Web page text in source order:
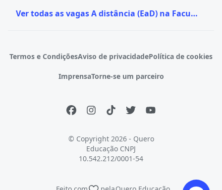
Ver todas as vagas A distância (EaD) na Faculdade IMES
Termos e CondiçõesAviso de privacidadePolítica de cookies
ImprensaTorne-se um parceiro
© Copyright 2026 - Quero
Educação CNPJ
10.542.212/0001-54